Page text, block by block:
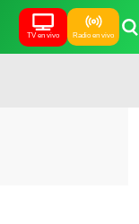
TV en vivo Radio en vivo